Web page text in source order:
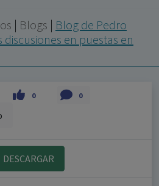
| Blogs | Blog de Pedro
discusiones en puestas en
0 0